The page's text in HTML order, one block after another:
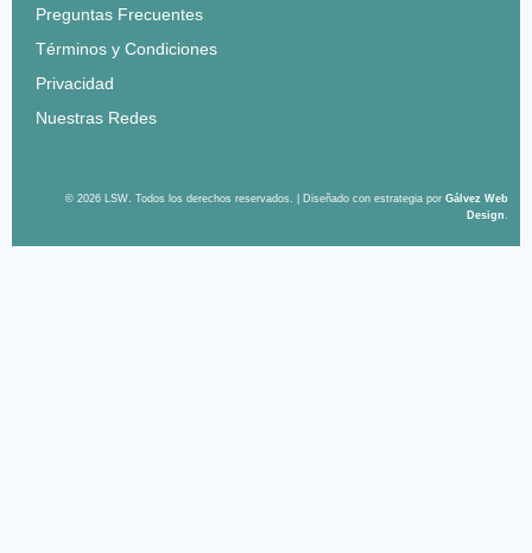
Preguntas Frecuentes
Términos y Condiciones
Privacidad
Nuestras Redes
© 2026 LSW. Todos los derechos reservados. | Diseñado con estrategia por Gálvez Web
Design.